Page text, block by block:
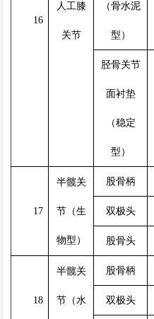
16
人工膝
关节
（骨水泥
型）
胫骨关节
面衬垫
（稳定
型）
17
半髋关
节（生
物型）
股骨柄
双极头
股骨头
18
半髋关
节（水
股骨柄
双极头